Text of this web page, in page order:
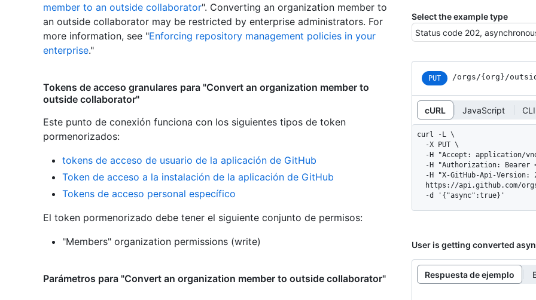
member to an outside collaborator". Converting an organization member to
an outside collaborator may be restricted by enterprise administrators. For
more information, see "Enforcing repository management policies in your
enterprise."
Tokens de acceso granulares para "Convert an organization member to
outside collaborator"
Este punto de conexión funciona con los siguientes tipos de token
pormenorizados:
tokens de acceso de usuario de la aplicación de GitHub
Token de acceso a la instalación de la aplicación de GitHub
Tokens de acceso personal específico
El token pormenorizado debe tener el siguiente conjunto de permisos:
"Members" organization permissions (write)
Parámetros para "Convert an organization member to outside collaborator"
Select the example type
PUT /orgs/{org}/
cURL JavaScript
curl -L \
  -d '{"async":true}'
User is getting converted
Respuesta de ejemplo